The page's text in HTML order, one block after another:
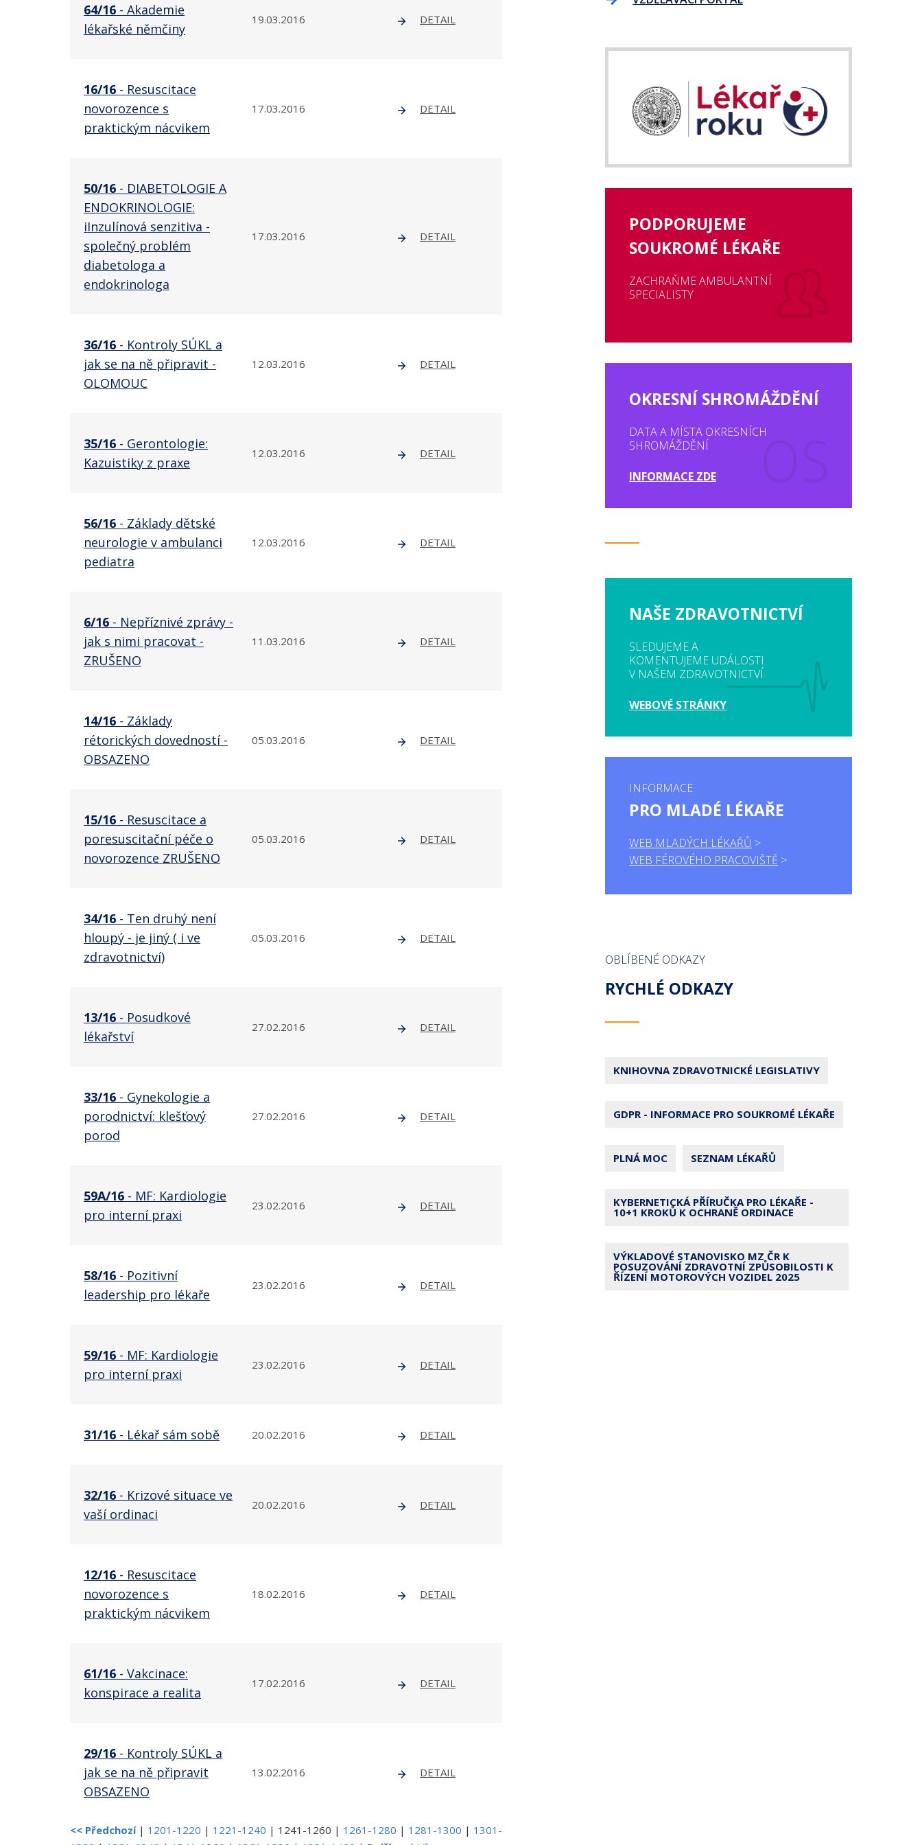
64/16 - Akademie
lékařské němčiny
19.03.2016 DETAIL
16/16 - Resuscitace
novorozence s
praktickým nácvikem
17.03.2016 DETAIL
50/16 - DIABETOLOGIE A
ENDOKRINOLOGIE:
iInzulínová senzitiva -
společný problém
diabetologa a
endokrinologa
17.03.2016 DETAIL
36/16 - Kontroly SÚKL a
jak se na ně připravit -
OLOMOUC
12.03.2016 DETAIL
35/16 - Gerontologie:
Kazuistiky z praxe
12.03.2016 DETAIL
56/16 - Základy dětské
neurologie v ambulanci
pediatra
12.03.2016 DETAIL
6/16 - Nepříznivé zprávy -
jak s nimi pracovat -
ZRUŠENO
11.03.2016 DETAIL
14/16 - Základy
rétorických dovedností -
OBSAZENO
05.03.2016 DETAIL
15/16 - Resuscitace a
poresuscitační péče o
novorozence ZRUŠENO
05.03.2016 DETAIL
34/16 - Ten druhý není
hloupý - je jiný ( i ve
zdravotnictví)
05.03.2016 DETAIL
13/16 - Posudkové
lékařství
27.02.2016 DETAIL
33/16 - Gynekologie a
porodnictví: klešťový
porod
27.02.2016 DETAIL
59A/16 - MF: Kardiologie
pro interní praxi
23.02.2016 DETAIL
58/16 - Pozitivní
leadership pro lékaře
23.02.2016 DETAIL
59/16 - MF: Kardiologie
pro interní praxi
23.02.2016 DETAIL
31/16 - Lékař sám sobě 20.02.2016 DETAIL
32/16 - Krizové situace ve
vaší ordinaci
20.02.2016 DETAIL
12/16 - Resuscitace
novorozence s
praktickým nácvikem
18.02.2016 DETAIL
61/16 - Vakcinace:
konspirace a realita
17.02.2016 DETAIL
29/16 - Kontroly SÚKL a
jak se na ně připravit
OBSAZENO
13.02.2016 DETAIL
<< Předchozí| 1201-1220 | 1221-1240 | 1241-1260 | 1261-1280 | 1281-1300 | 1301-
PODPORUJEME
SOUKROMÉ LÉKAŘE
ZACHRAŇME AMBULANTNÍ
SPECIALISTY
OKRESNÍ SHROMÁŽDĚNÍ
DATA A MÍSTA OKRESNÍCH
SHROMÁŽDĚNÍ
INFORMACE ZDE
NAŠE ZDRAVOTNICTVÍ
SLEDUJEME A
KOMENTUJEME UDÁLOSTI
V NAŠEM ZDRAVOTNICTVÍ
WEBOVÉ STRÁNKY
INFORMACE
PRO MLADÉ LÉKAŘE
WEB MLADÝCH LÉKAŘŮ
WEB FÉROVÉHO PRACOVIŠTĚ
OBLÍBENÉ ODKAZY
RYCHLÉ ODKAZY
KNIHOVNA ZDRAVOTNICKÉ LEGISLATIVY
GDPR - INFORMACE PRO SOUKROMÉ LÉKAŘE
PLNÁ MOC SEZNAM LÉKAŘŮ
KYBERNETICKÁ PŘÍRUČKA PRO LÉKAŘE -
10+1 KROKŮ K OCHRANĚ ORDINACE
VÝKLADOVÉ STANOVISKO MZ ČR K
POSUZOVÁNÍ ZDRAVOTNÍ ZPŮSOBILOSTI K
ŘÍZENÍ MOTOROVÝCH VOZIDEL 2025